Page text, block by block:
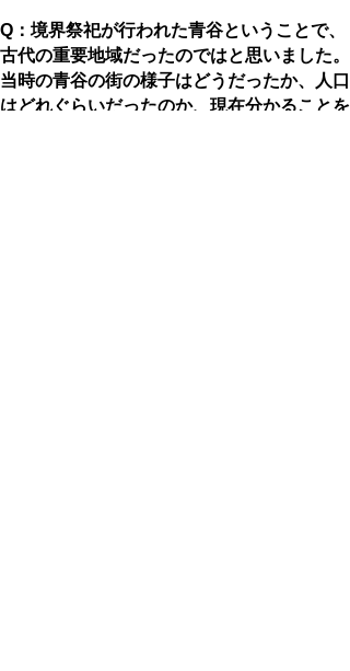
Q ：境界祭祀が行われた青谷ということで、
古代の重要地域だったのではと思いました。
当時の青谷の街の様子はどうだったか、人口
はどれぐらいだったのか、現在分かることを